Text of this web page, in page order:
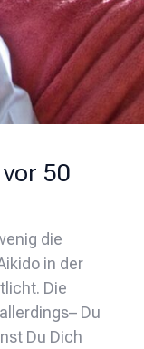
50
die
in der
Die
Du
Du Dich